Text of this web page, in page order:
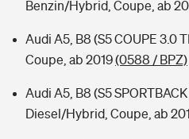
Benzin/Hybrid, Coupe, ab
Audi A5, B8 (S5 COUPE 3.0
Coupe, ab 2019(0588 / BPZ)
Audi A5, B8 (S5
Diesel/Hybrid, Coupe, ab